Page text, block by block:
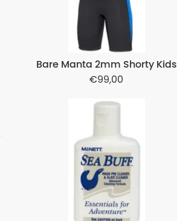
Bare Manta 2mm Shorty Kids
99,00